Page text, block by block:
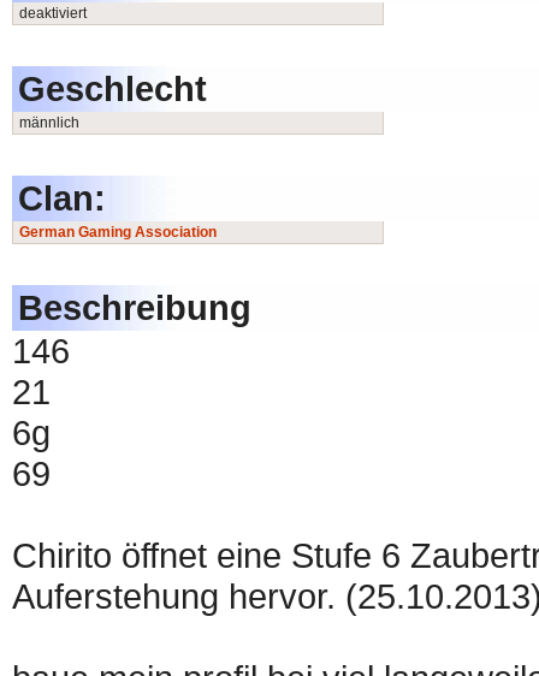
deaktiviert
Geschlecht
männlich
Clan:
German Gaming Association
Beschreibung
146
21
6g
69
Chirito öffnet eine Stufe 6
Auferstehung hervor.